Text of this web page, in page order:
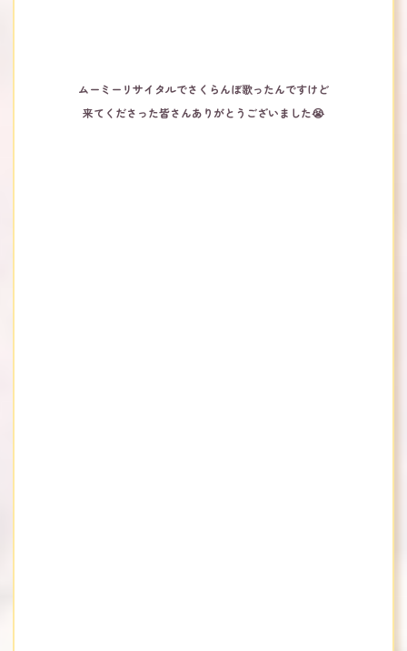
ムーミーリサイタルでさくらんぼ歌ったんですけど
来てくださった皆さんありがとうございました😭